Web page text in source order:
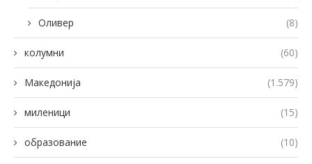
Оливер (8)
колумни (60)
Македонија (1.579)
миленици (15)
образование (10)